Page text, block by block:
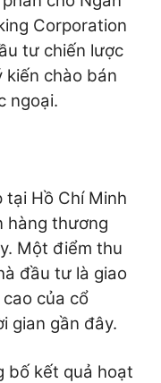
Corporation
tư chiến lược
kiến chào bán
ngoại.
Hồ Chí Minh
hàng thương
Một điểm thu
đầu tư là giao
của cổ
gian gần đây.
bố kết quả hoạt